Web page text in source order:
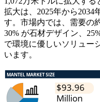
拡大は、2025年から2034
す。市場内では、需要の
30% が石材デザイン、
で環境に優しいソリュー
います。